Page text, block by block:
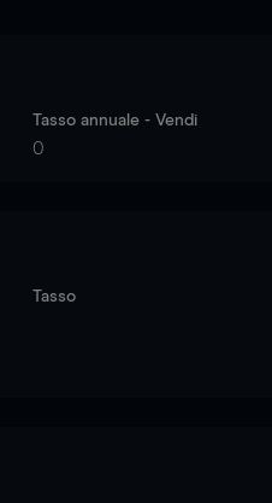
Tasso annuale - Vendi
0
Tasso